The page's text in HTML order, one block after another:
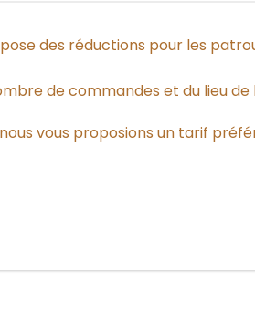
des réductions pour les
de commandes et du lieu de
vous proposions un tarif